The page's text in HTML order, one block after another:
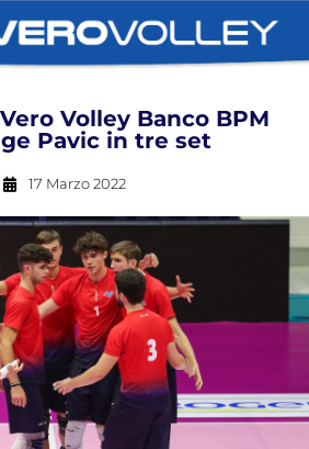
Volley Banco BPM
Pavic in tre set
17 Marzo 2022